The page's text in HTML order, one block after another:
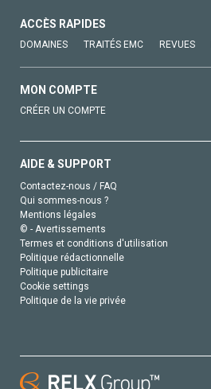
ACCÈS RAPIDES
DOMAINES TRAITÉS EMC REVUES
MON COMPTE
CRÉER UN COMPTE
AIDE & SUPPORT
Contactez-nous / FAQ
Qui sommes-nous ?
Mentions légales
© - Avertissements
Termes et conditions d'utilisation
Politique rédactionnelle
Politique publicitaire
Cookie settings
Politique de la vie privée